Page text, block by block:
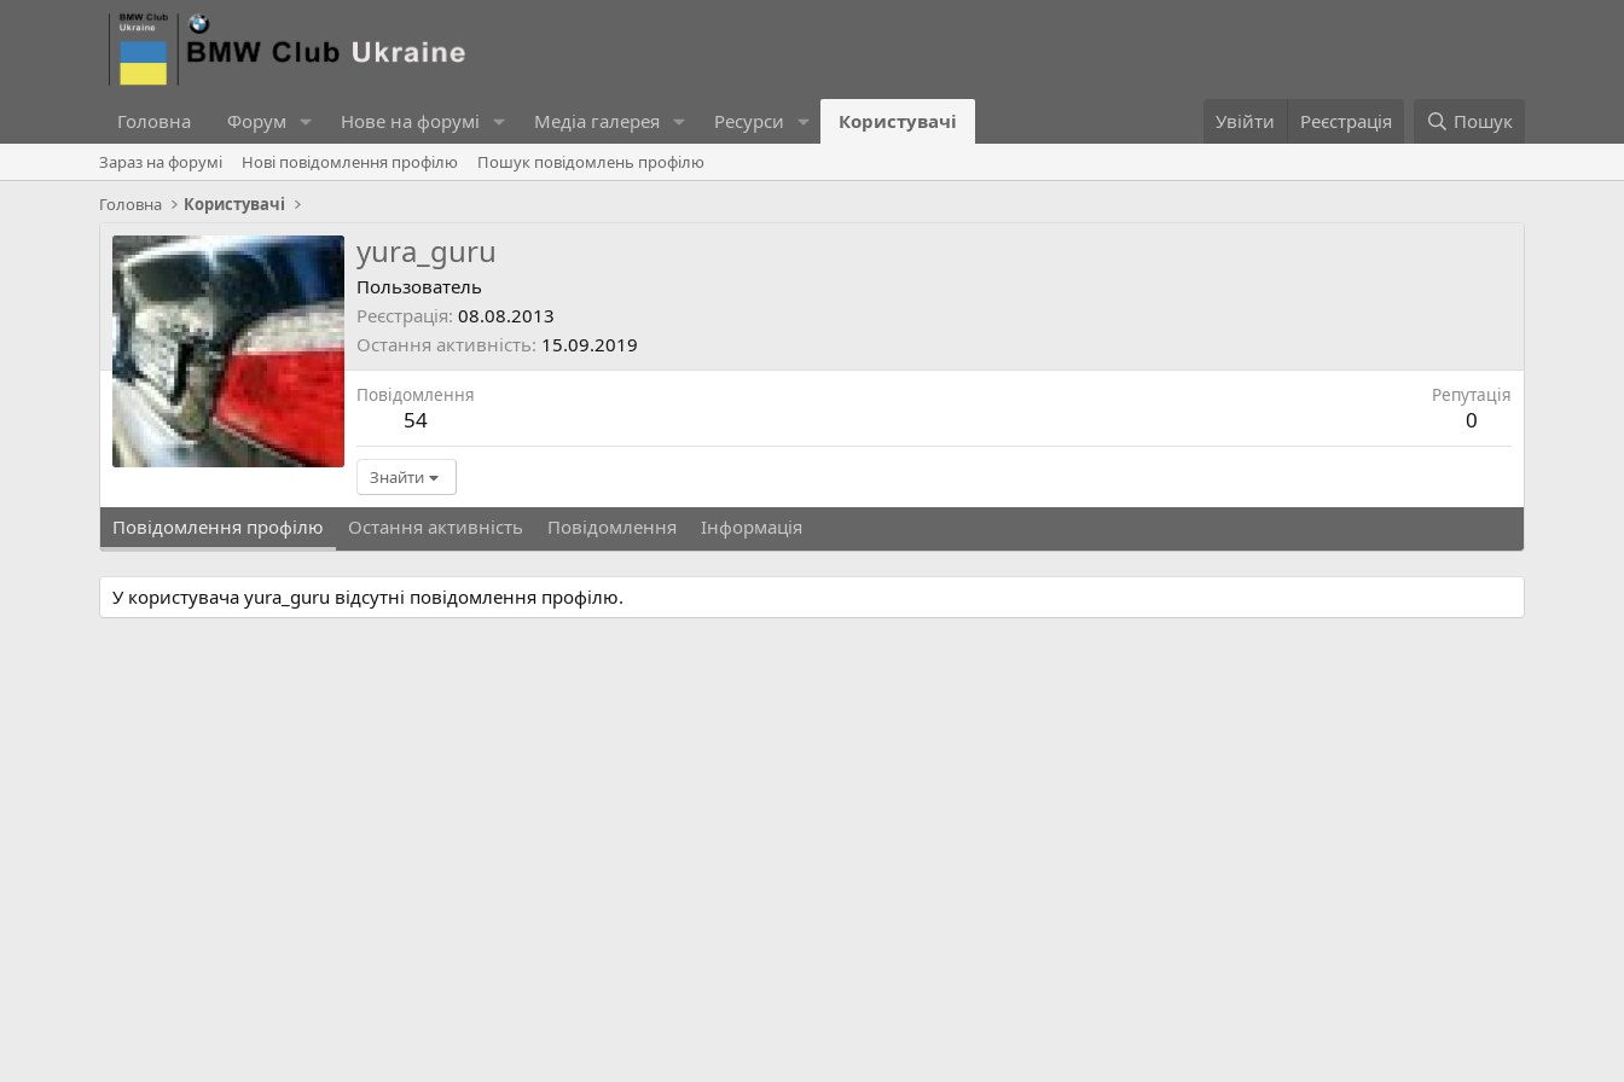
Головна Форум Нове на форумі Медіа галерея Ресурси Користувачі Увійти Реєстрація Пошук
Зараз на форумі Нові повідомлення профілю
Пошук повідомлень профілю
Головна
Користувачі
yura_guru
Пользователь
Реєстрація 08.08.2013
Остання активність 15.09.2019
Повідомлення
54
Репутація
0
Знайти
Повідомлення профілю Остання активність Повідомлення Інформація
У користувача yura_guru відсутні повідомлення профілю.